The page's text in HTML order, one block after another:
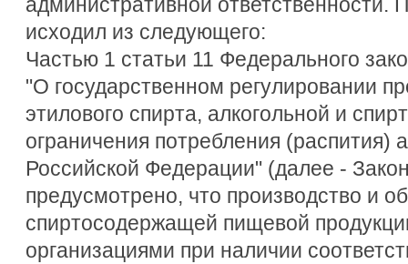
исходил из следующего:
Частью 1 статьи 11 Федерального
"О государственном регулировании
этилового спирта, алкогольной и
ограничения потребления (распития)
Российской Федерации" (далее -
предусмотрено, что производство и
спиртосодержащей пищевой
организациями при наличии